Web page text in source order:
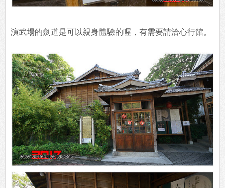
演武場的劍道是可以親身體驗的喔，有需要請洽心行館。